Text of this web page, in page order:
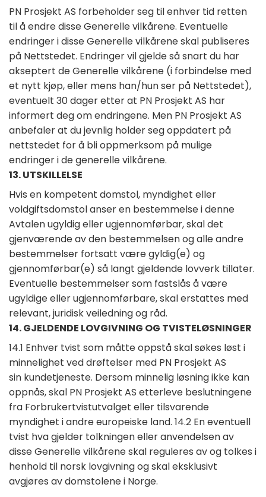
PN Prosjekt AS forbeholder seg til enhver tid retten
til å endre disse Generelle vilkårene. Eventuelle
endringer i disse Generelle vilkårene skal publiseres
på Nettstedet. Endringer vil gjelde så snart du har
akseptert de Generelle vilkårene (i forbindelse med
et nytt kjøp, eller mens han/hun ser på Nettstedet),
eventuelt 30 dager etter at PN Prosjekt AS har
informert deg om endringene. Men PN Prosjekt AS
anbefaler at du jevnlig holder seg oppdatert på
nettstedet for å bli oppmerksom på mulige
endringer i de generelle vilkårene.
13. UTSKILLELSE
Hvis en kompetent domstol, myndighet eller
voldgiftsdomstol anser en bestemmelse i denne
Avtalen ugyldig eller ugjennomførbar, skal det
gjenværende av den bestemmelsen og alle andre
bestemmelser fortsatt være gyldig(e) og
gjennomførbar(e) så langt gjeldende lovverk tillater.
Eventuelle bestemmelser som fastslås å være
ugyldige eller ugjennomførbare, skal erstattes med
relevant, juridisk veiledning og råd.
14. GJELDENDE LOVGIVNING OG TVISTELØSNINGER
14.1 Enhver tvist som måtte oppstå skal søkes løst i
minnelighet ved drøftelser med PN Prosjekt AS
sin kundetjeneste. Dersom minnelig løsning ikke kan
oppnås, skal PN Prosjekt AS etterleve beslutningene
fra Forbrukertvistutvalget eller tilsvarende
myndighet i andre europeiske land. 14.2 En eventuell
tvist hva gjelder tolkningen eller anvendelsen av
disse Generelle vilkårene skal reguleres av og tolkes i
henhold til norsk lovgivning og skal eksklusivt
avgjøres av domstolene i Norge.